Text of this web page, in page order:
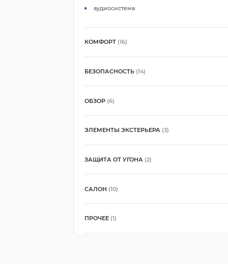
аудиосистема
КОМФОРТ (16)
БЕЗОПАСНОСТЬ (14)
ОБЗОР (6)
ЭЛЕМЕНТЫ ЭКСТЕРЬЕРА (3)
ЗАЩИТА ОТ УГОНА (2)
САЛОН (10)
ПРОЧЕЕ (1)